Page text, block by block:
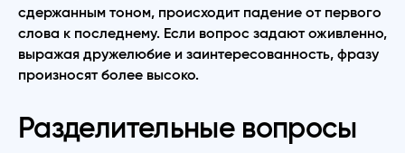
сдержанным тоном, происходит падение от первого
слова к последнему. Если вопрос задают оживленно,
выражая дружелюбие и заинтересованность, фразу
произносят более высоко.
Разделительные вопросы